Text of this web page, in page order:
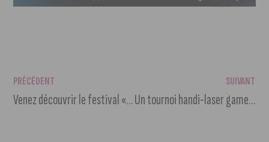
PRÉCÉDENT
Venez découvrir le festival « La Fontaine du Rire »
SUIVANT
Un tournoi handi-laser game interentreprises à Saint-Apollinaire en février